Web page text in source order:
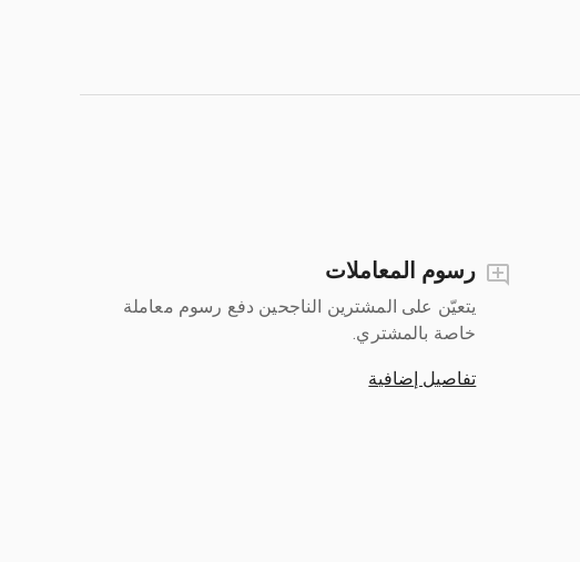
رسوم المعاملات
يتعيّن على المشترين الناجحين دفع رسوم معاملة
خاصة بالمشتري.
تفاصيل إضافية